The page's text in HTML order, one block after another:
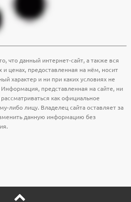
что данный интернет-сайт, а также вся
и ценах, предоставленная на нём, носит
характер и ни при каких условиях не
представленная на сайте, ни
как официальное
либо лицу. Владелец сайта оставляет за
данную информацию без